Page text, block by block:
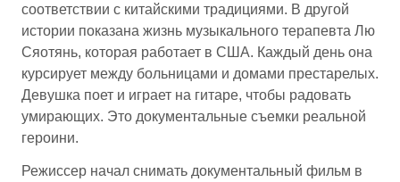
соответствии с китайскими традициями. В другой
истории показана жизнь музыкального терапевта Лю
Сяотянь, которая работает в США. Каждый день она
курсирует между больницами и домами престарелых.
Девушка поет и играет на гитаре, чтобы радовать
умирающих. Это документальные съемки реальной
героини.
Режиссер начал снимать документальный фильм в